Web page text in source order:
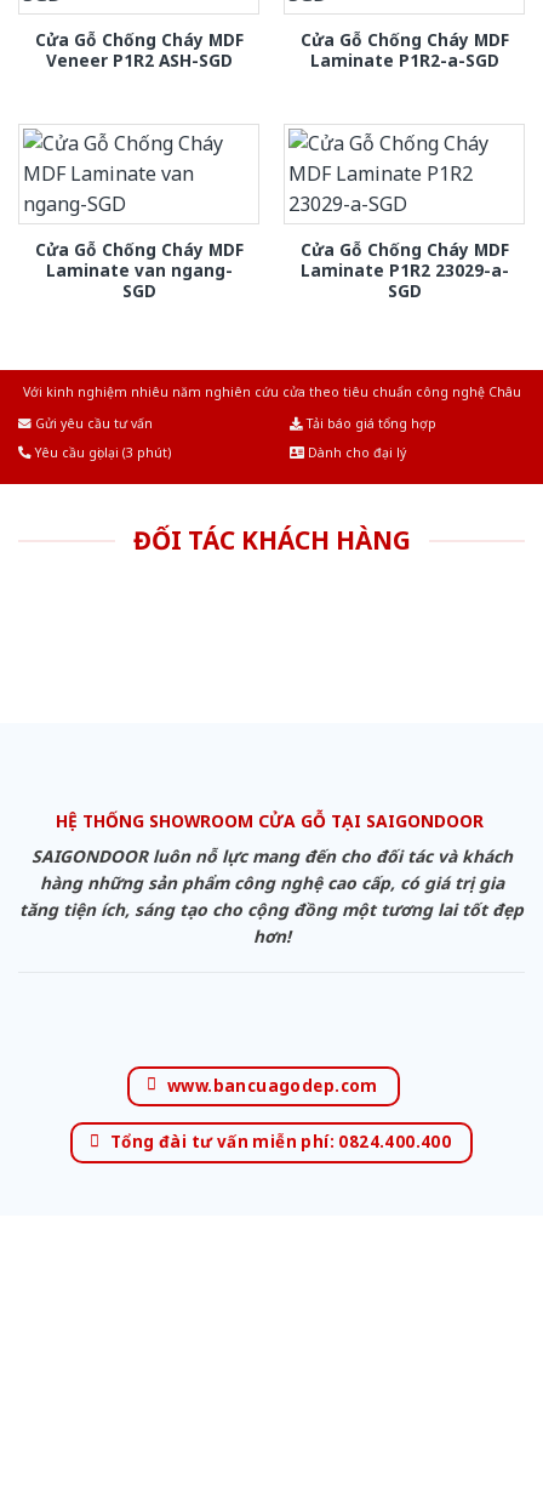
Cửa Gỗ Chống Cháy MDF
Veneer P1R2 ASH-SGD
Cửa Gỗ Chống Cháy MDF
Laminate P1R2-a-SGD
Cửa Gỗ Chống Cháy MDF
Laminate van ngang-
SGD
Cửa Gỗ Chống Cháy MDF
Laminate P1R2 23029-a-
SGD
Với kinh nghiệm nhiêu năm nghiên cứu cửa theo tiêu chuẩn công nghệ Châu
Gửi yêu cầu tư vấn
Tải báo giá tổng hợp
Yêu cầu gọi lại (3 phút)
Dành cho đại lý
ĐỐI TÁC KHÁCH HÀNG
HỆ THỐNG SHOWROOM CỬA GỖ TẠI SAIGONDOOR
SAIGONDOOR luôn nỗ lực mang đến cho đối tác và khách
hàng những sản phẩm công nghệ cao cấp, có giá trị gia
tăng tiện ích, sáng tạo cho cộng đồng một tương lai tốt đẹp
hơn!
www.bancuagodep.com
Tổng đài tư vấn miễn phí: 0824.400.400